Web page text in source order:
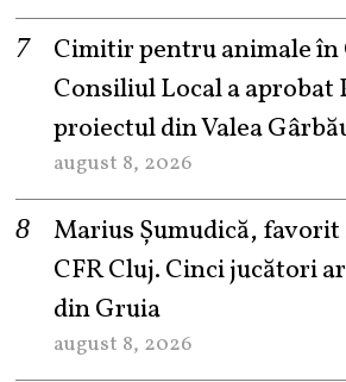
Cimitir pentru animale în
Consiliul Local a aprobat
proiectul din Valea
august 8, 2026
Marius Șumudică, favorit
CFR Cluj. Cinci jucători
din Gruia
august 8, 2026